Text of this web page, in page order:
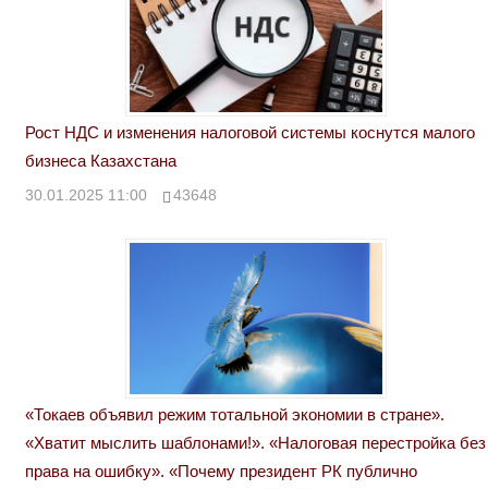
Рост НДС и изменения налоговой системы коснутся малого
бизнеса Казахстана
30.01.2025 11:00 43648
«Токаев объявил режим тотальной экономии в стране».
«Хватит мыслить шаблонами!». «Налоговая перестройка без
права на ошибку». «Почему президент РК публично